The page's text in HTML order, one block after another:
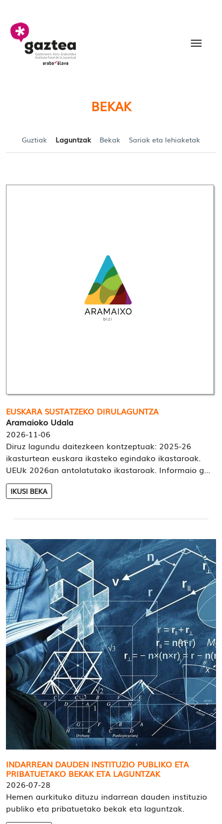
Eduki nagusira joan
BEKAK
Guztiak Laguntzak Bekak Sariak eta lehiaketak
EUSKARA SUSTATZEKO DIRULAGUNTZA
Aramaioko Udala
2026-11-06
Diruz lagundu daitezkeen kontzeptuak: 2025-26
ikasturtean euskara ikasteko egindako ikastaroak.
UEUk 2026an antolatutako ikastaroak. Informaio g...
IKUSI BEKA
INDARREAN DAUDEN INSTITUZIO PUBLIKO ETA
PRIBATUETAKO BEKAK ETA LAGUNTZAK
2026-07-28
Hemen aurkituko dituzu indarrean dauden instituzio
publiko eta pribatuetako bekak eta laguntzak.